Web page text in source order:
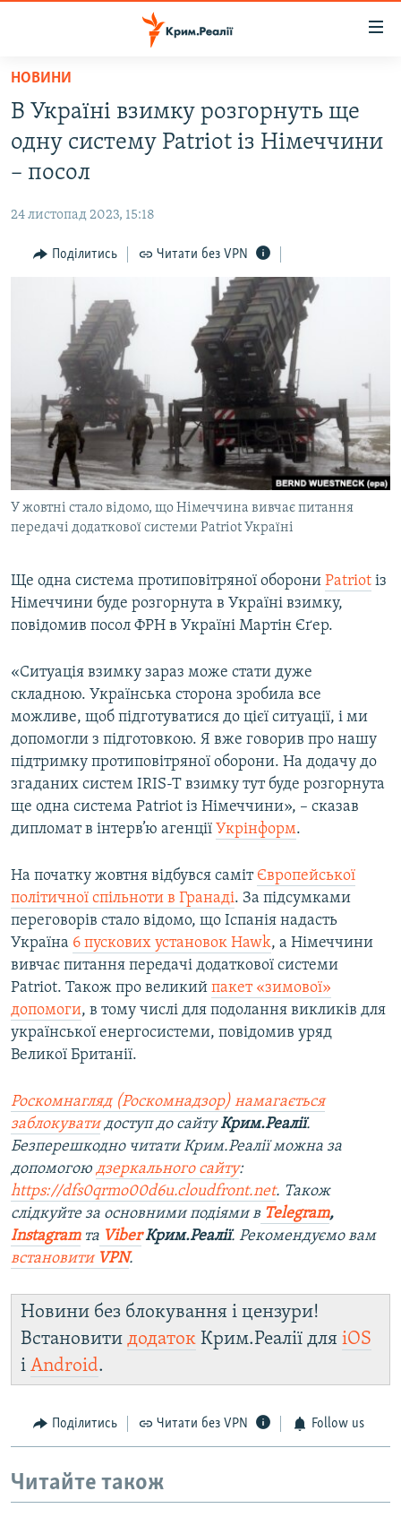
Перейти
основного
матеріалу
Перейти
основної
Перейти
ВОДА.КРИМ
ВІДЕО ТА ФОТО
БЛОГИ
ПОГЛЯД
ІНТЕРВ'Ю
ВСЕ ЗА ДЕНЬ
СПЕЦПРОЕКТИ
ДЕПОРТАЦІЯ
ВІДЕОУРОКИ «ELIFBE»
СВІДЧЕННЯ ОКУПАЦІЇ
УКРАЇНСЬКА ПРОБЛЕМА КРИМУ
ІНФОГРАФІКА
ЯК ОБІЙТИ БЛОКУВАННЯ
Русский
Qırımtatar
ДОЛУЧАЙСЯ!
Усі сайти RFE/RL
НОВИНИ
В Україні взимку розгорнуть ще
одну систему Patriot із Німеччини
– посол
24 листопад 2023, 15:18
Поділитись Читати без VPN
У жовтні стало відомо, що Німеччина вивчає питання
передачі додаткової системи Patriot Україні
Ще одна система протиповітряної оборони Patriot із
Німеччини буде розгорнута в Україні взимку,
повідомив посол ФРН в Україні Мартін Єґер.
«Ситуація взимку зараз може стати дуже
складною. Українська сторона зробила все
можливе, щоб підготуватися до цієї ситуації, і ми
допомогли з підготовкою. Я вже говорив про нашу
підтримку протиповітряної оборони. На додачу до
згаданих систем IRIS-T взимку тут буде розгорнута
ще одна система Patriot із Німеччини», – сказав
дипломат в інтерв’ю агенції Укрінформ.
На початку жовтня відбувся саміт Європейської
політичної спільноти в Гранаді. За підсумками
переговорів стало відомо, що Іспанія надасть
Україна 6 пускових установок Hawk, а Німеччини
вивчає питання передачі додаткової системи
Patriot. Також про великий пакет «зимової»
допомоги, в тому числі для подолання викликів для
української енергосистеми, повідомив уряд
Великої Британії.
Роскомнагляд (Роскомнадзор) намагається
заблокуватидоступ до сайтуКрим.Реалії.
Безперешкодно читати Крим.Реалії можна за
допомогою дзеркального сайту:
https://dfs0qrmo00d6u.cloudfront.net. Також
слідкуйте за основними подіями в Telegram,
Instagramта ViberКрим.Реалії. Рекомендуємо вам
встановити VPN.
Новини без блокування і цензури!
Встановити додаток Крим.Реалії для iOS
і Android.
Поділитись Читати без VPN Follow us
Читайте також